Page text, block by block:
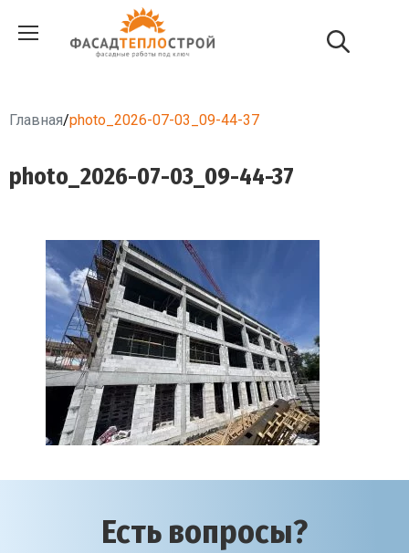
Главная/photo_2026-07-03_09-44-37
photo_2026-07-03_09-44-37
Есть вопросы?